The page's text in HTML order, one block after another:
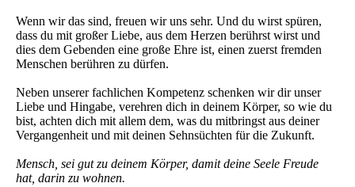
Wenn wir das sind, freuen wir uns sehr. Und du wirst spüren,
dass du mit großer Liebe, aus dem Herzen berührst wirst und
dies dem Gebenden eine große Ehre ist, einen zuerst fremden
Menschen berühren zu dürfen.
Neben unserer fachlichen Kompetenz schenken wir dir unser
Liebe und Hingabe, verehren dich in deinem Körper, so wie du
bist, achten dich mit allem dem, was du mitbringst aus deiner
Vergangenheit und mit deinen Sehnsüchten für die Zukunft.
Mensch, sei gut zu deinem Körper, damit deine Seele Freude
hat, darin zu wohnen.